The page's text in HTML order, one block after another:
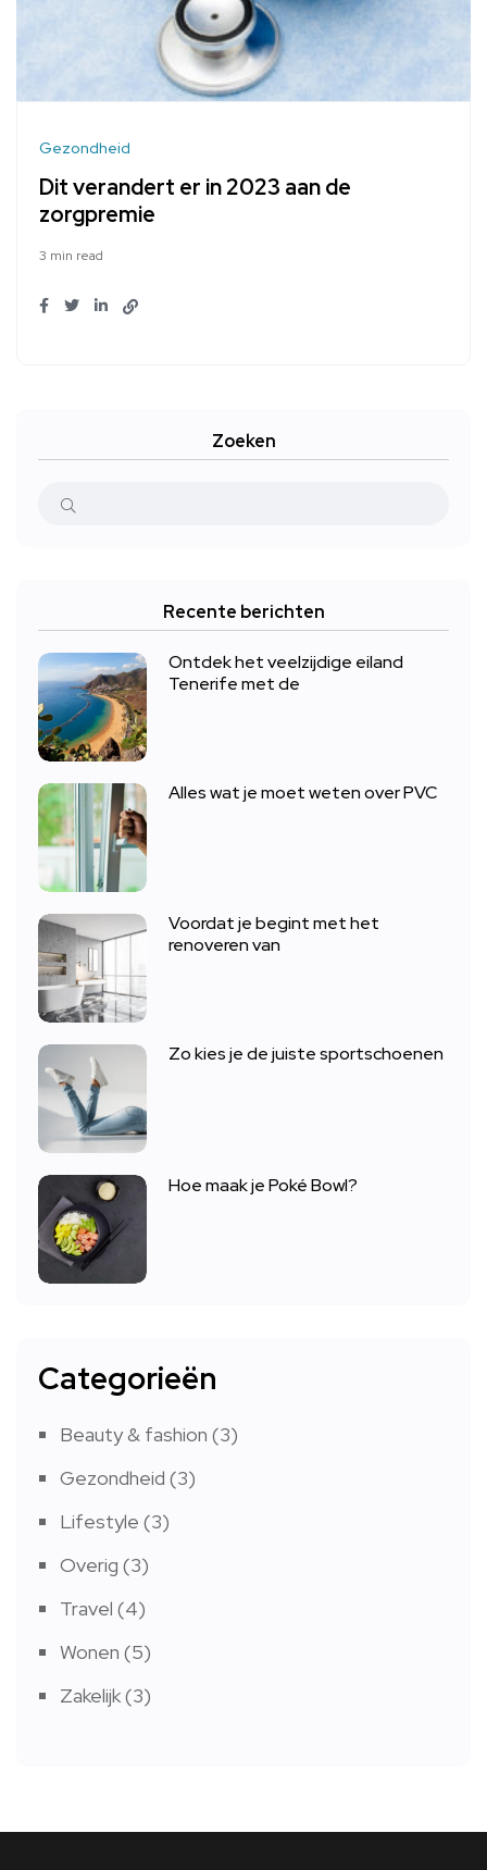
Gezondheid
Dit verandert er in 2023 aan de
zorgpremie
3 min read
Zoeken
Recente berichten
Ontdek het veelzijdige eiland
Tenerife met de
Alles wat je moet weten over PVC
Voordat je begint met het
renoveren van
Zo kies je de juiste sportschoenen
Hoe maak je Poké Bowl?
Categorieën
Beauty & fashion (3)
Gezondheid (3)
Lifestyle (3)
Overig (3)
Travel (4)
Wonen (5)
Zakelijk(3)